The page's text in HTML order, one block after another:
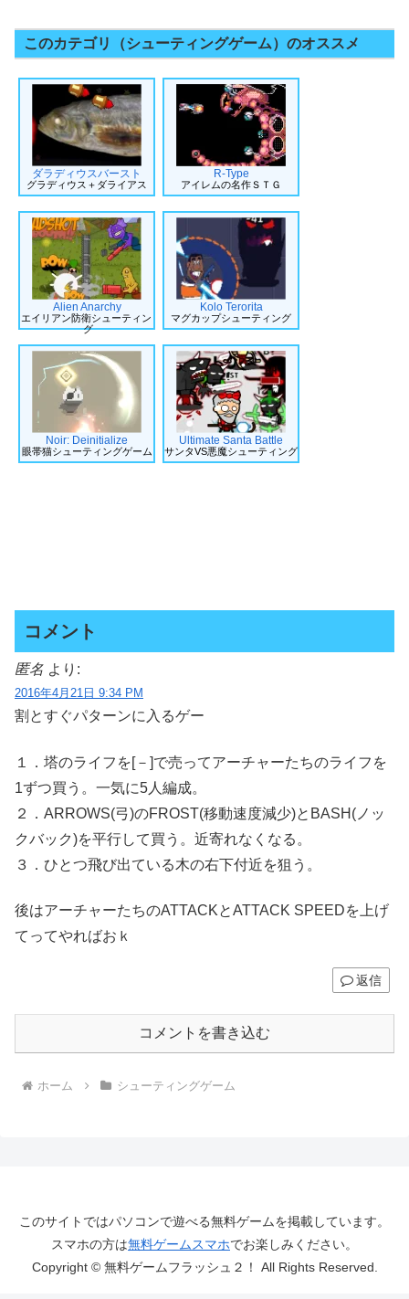
このカテゴリ（シューティングゲーム）のオススメ
ダラディウスバースト
グラディウス＋ダライアス
R-Type
アイレムの名作ＳＴＧ
Alien Anarchy
エイリアン防衛シューティン
グ
Kolo Terorita
マグカップシューティング
Noir: Deinitialize
眼帯猫シューティングゲーム
Ultimate Santa Battle
サンタVS悪魔シューティング
コメント
匿名 より:
2016年4月21日 9:34 PM
割とすぐパターンに入るゲー
１．塔のライフを[－]で売ってアーチャーたちのライフを
1ずつ買う。一気に5人編成。
２．ARROWS(弓)のFROST(移動速度減少)とBASH(ノッ
クバック)を平行して買う。近寄れなくなる。
３．ひとつ飛び出ている木の右下付近を狙う。
後はアーチャーたちのATTACKとATTACK SPEEDを上げ
てってやればおｋ
返信
コメントを書き込む
ホーム シューティングゲーム
このサイトではパソコンで遊べる無料ゲームを掲載しています。
スマホの方は無料ゲームスマホでお楽しみください。
Copyright © 無料ゲームフラッシュ２！ All Rights Reserved.